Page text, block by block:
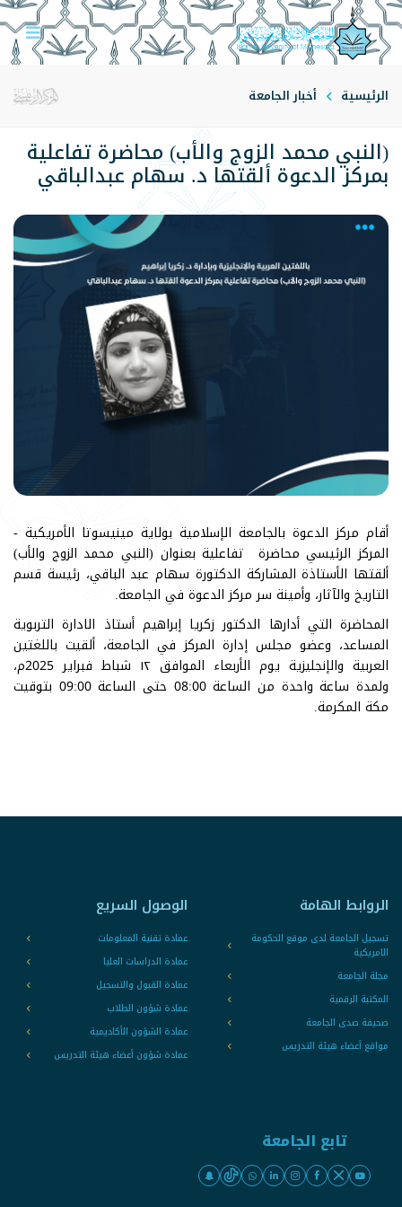
الرئيسية أخبار الجامعة
(النبي محمد الزوج والأب) محاضرة تفاعلية
بمركز الدعوة ألقتها د. سهام عبدالباقي
أقام مركز الدعوة بالجامعة الإسلامية بولاية مينيسوتا الأمريكية -
المركز الرئيسي محاضرة تفاعلية بعنوان (النبي محمد الزوج والأب)
ألقتها الأستاذة المشاركة الدكتورة سهام عبد الباقي، رئيسة قسم
التاريخ والآثار، وأمينة سر مركز الدعوة في الجامعة.
المحاضرة التي أدارها الدكتور زكريا إبراهيم أستاذ الادارة التربوية
المساعد، وعضو مجلس إدارة المركز في الجامعة، ألقيت باللغتين
العربية والإنجليزية يوم الأربعاء الموافق ١٢ شباط فبراير 2025م،
ولمدة ساعة واحدة من الساعة 08:00 حتى الساعة 09:00 بتوقيت
مكة المكرمة.
الروابط الهامة
تسجيل الجامعة لدى موقع الحكومة
الامريكية
مجلة الجامعة
المكتبة الرقمية
صحيفة صدى الجامعة
مواقع أعضاء هيئة التدريس
الوصول السريع
عمادة تقنية المعلومات
عمادة الدراسات العليا
عمادة القبول والتسجيل
عمادة شؤون الطلاب
عمادة الشؤون الأكاديمية
عمادة شؤون أعضاء هيئة التدريس
تابع الجامعة